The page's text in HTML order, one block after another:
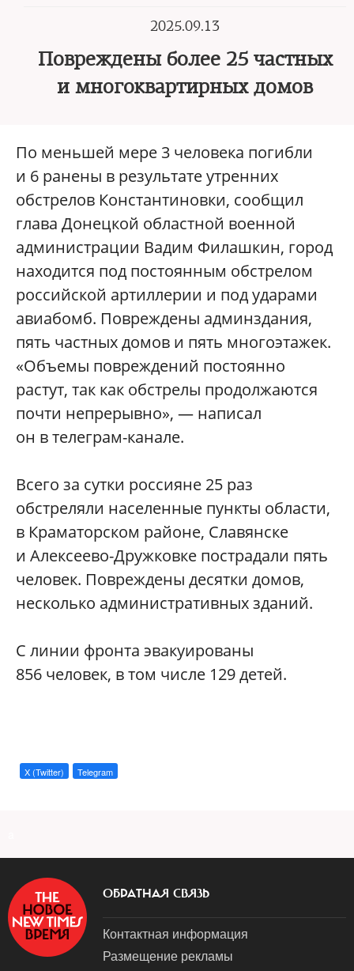
2025.09.13
Повреждены более 25 частных
и многоквартирных домов
По меньшей мере 3 человека погибли
и 6 ранены в результате утренних
обстрелов Константиновки, сообщил
глава Донецкой областной военной
администрации Вадим Филашкин, город
находится под постоянным обстрелом
российской артиллерии и под ударами
авиабомб. Повреждены админздания,
пять частных домов и пять многоэтажек.
«Объемы повреждений постоянно
растут, так как обстрелы продолжаются
почти непрерывно», — написал
он в телеграм-канале.
Всего за сутки россияне 25 раз
обстреляли населенные пункты области,
в Краматорском районе, Славянске
и Алексеево-Дружковке пострадали пять
человек. Повреждены десятки домов,
несколько административных зданий.
С линии фронта эвакуированы
856 человек, в том числе 129 детей.
X (Twitter) Telegram
ОБРАТНАЯ СВЯЗЬ
Контактная информация
Размещение рекламы